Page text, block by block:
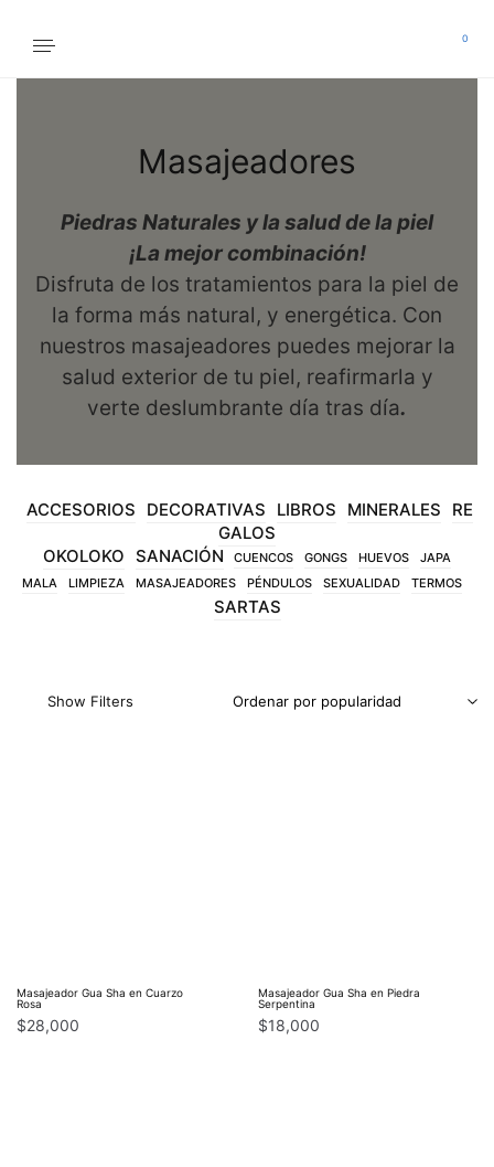
0
Masajeadores
Piedras Naturales y la salud de la piel
¡La mejor combinación!
Disfruta de los tratamientos para la piel de
la forma más natural, y energética. Con
nuestros masajeadores puedes mejorar la
salud exterior de tu piel, reafirmarla y
verte deslumbrante día tras día.
ACCESORIOS DECORATIVAS LIBROS MINERALES
RE
GALOS
OKOLOKO SANACIÓN CUENCOS GONGS HUEVOS
JAPA
MALA
LIMPIEZA MASAJEADORES PÉNDULOS SEXUALIDAD TERMOS
SARTAS
Show Filters
Masajeador Gua Sha en Cuarzo
Rosa
$28,000
Masajeador Gua Sha en Piedra
Serpentina
$18,000